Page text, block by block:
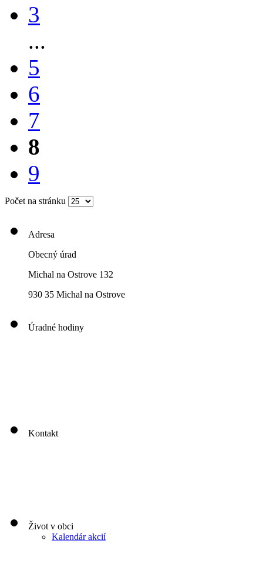
3
...
5
6
7
8
9
Počet na stránku
Adresa
Obecný úrad
Michal na Ostrove 132
930 35 Michal na Ostrove
Úradné hodiny
Kontakt
Život v obci
Kalendár akcií